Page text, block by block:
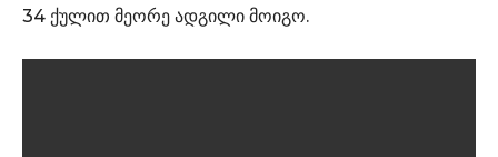
34 ქულით მეორე ადგილი მოიგო.